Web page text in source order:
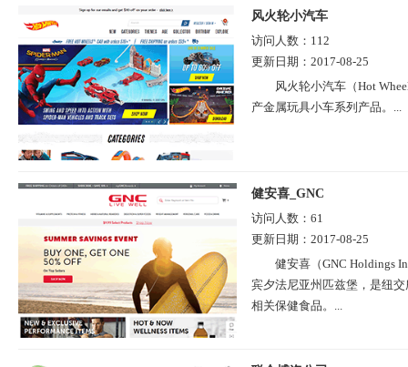
风火轮小汽车
访问人数： 112
更新日期： 2017-08-25
风火轮小汽车（Hot
产金属玩具小车系列产品。...
健安喜_GNC
访问人数： 61
更新日期： 2017-08-25
健安喜（GNC Holdings
宾夕法尼亚州匹兹堡，是纽
相关保健食品。...